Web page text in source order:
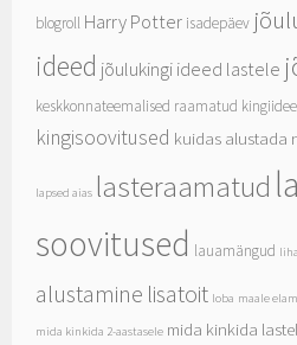
blogroll Harry Potter isadepäev
ideed jõulukingi ideed lastele
keskkonnateemalised raamatud
kingisoovitused kuidas alustada
lapsed aias lasteraamatud
soovitused lauamängud
alustamine lisatoit loba maale
mida kinkida 2-aastasele mida kinkida